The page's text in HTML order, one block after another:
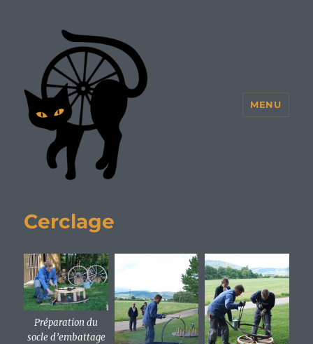
MENU
Cerclage
Préparation du
socle d’embattage